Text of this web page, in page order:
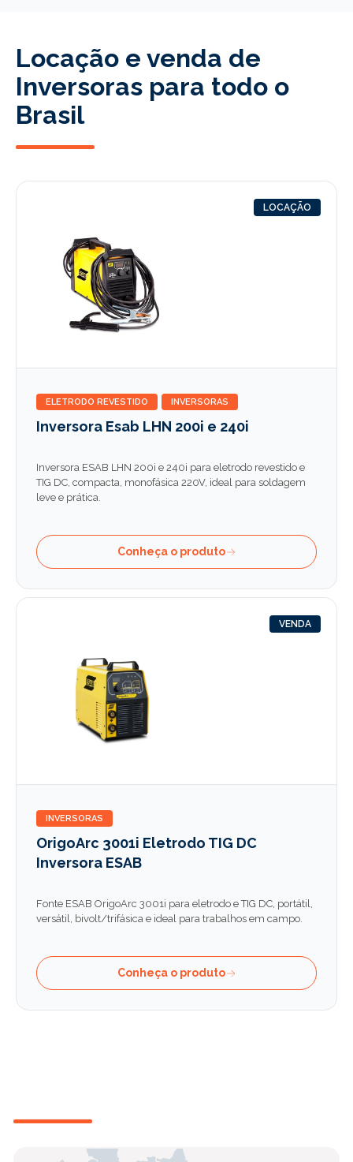
Locação e venda de
Inversoras para todo o
Brasil
LOCAÇÃO
ELETRODO REVESTIDO INVERSORAS
Inversora Esab LHN 200i e 240i
Inversora ESAB LHN 200i e 240i para eletrodo revestido e
TIG DC, compacta, monofásica 220V, ideal para soldagem
leve e prática.
Conheça o produto
VENDA
INVERSORAS
OrigoArc 3001i Eletrodo TIG DC
Inversora ESAB
Fonte ESAB OrigoArc 3001i para eletrodo e TIG DC, portátil,
versátil, bivolt/trifásica e ideal para trabalhos em campo.
Conheça o produto